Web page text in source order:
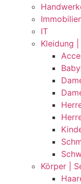
IT
Kleidung
Körper |